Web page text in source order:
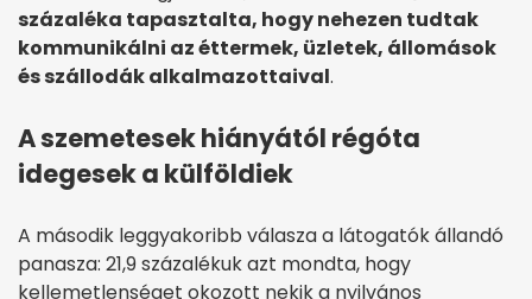
százaléka tapasztalta, hogy nehezen tudtak
kommunikálni az éttermek, üzletek, állomások
és szállodák alkalmazottaival.
A szemetesek hiányától régóta
idegesek a külföldiek
A második leggyakoribb válasza a látogatók állandó
panasza: 21,9 százalékuk azt mondta, hogy
kellemetlenséget okozott nekik a nyilvános